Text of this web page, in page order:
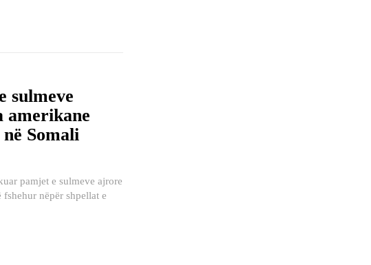
sulmeve
amerikane
Somali
pamjet e sulmeve ajrore
nëpër shpellat e